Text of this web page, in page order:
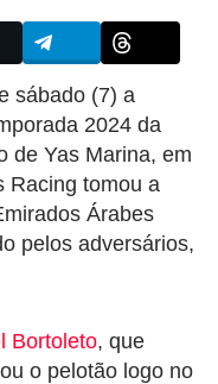
sábado (7) a
2024 da
de Yas Marina, em
Racing tomou a
Árabes
pelos adversários,
Bortoleto, que
o pelotão logo no